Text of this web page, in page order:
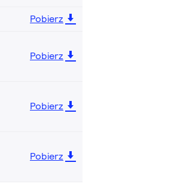
Pobierz
Pobierz
Pobierz
Pobierz